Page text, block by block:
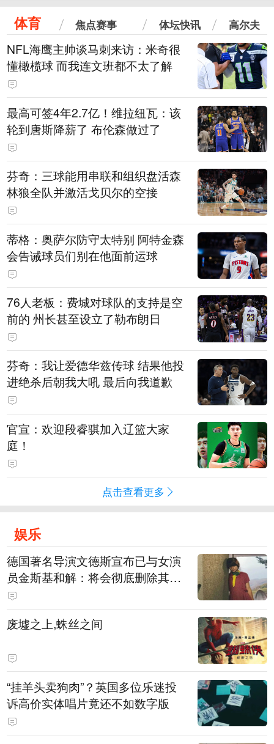
体育 焦点赛事 体坛快讯 高尔夫
NFL海鹰主帅谈马刺来访：米奇很
懂橄榄球 而我连文班都不太了解
最高可签4年2.7亿！维拉纽瓦：该
轮到唐斯降薪了 布伦森做过了
芬奇：三球能用串联和组织盘活森
林狼全队并激活戈贝尔的空接
蒂格：奥萨尔防守太特别 阿特金森
会告诫球员们别在他面前运球
76人老板：费城对球队的支持是空
前的 州长甚至设立了勒布朗日
芬奇：我让爱德华兹传球 结果他投
进绝杀后朝我大吼 最后向我道歉
官宣：欢迎段睿骐加入辽篮大家
庭！
点击查看更多
娱乐
德国著名导演文德斯宣布已与女演
员金斯基和解：将会彻底删除其上
身裸露的画面
废墟之上,蛛丝之间
“挂羊头卖狗肉”？英国多位乐迷投
诉高价实体唱片竟还不如数字版